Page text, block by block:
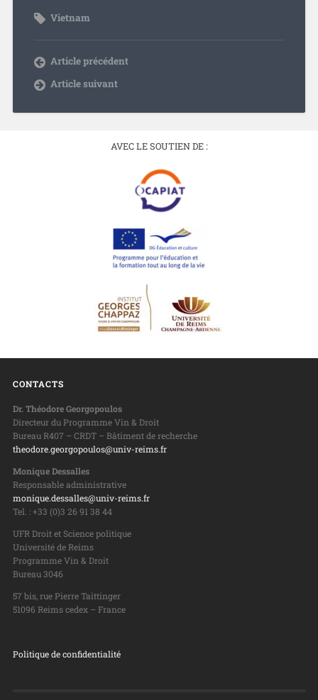
Vietnam
Article précédent
Article suivant
AVEC LE SOUTIEN DE :
CONTACTS
Dr. Théodore Georgopoulos
Directeur du Programme Vin & Droit
Bureau R407 – CRDT – Bâtiment de recherche
theodore.georgopoulos@univ-reims.fr
Monique Dessalles
Responsable administrative
monique.dessalles@univ-reims.fr
Tel. : +33 (0)3 26 91 38 44
UFR Droit et Science politique
Université de Reims
Programme Vin & Droit
Bureau 3046
57 bis, rue Pierre Taittinger
51096 Reims cedex – France
Politique de confidentialité